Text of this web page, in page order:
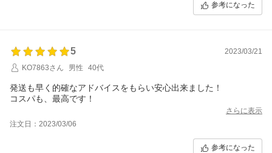
参考になった
5
2023/03/21
KO7863さん
男性 40代
発送も早く的確なアドバイスをもらい安心出来ました！
コスパも、最高です！
さらに表示
注文日：2023/03/06
参考になった